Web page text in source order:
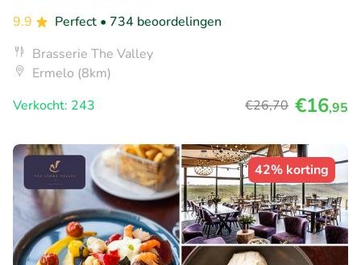
9.9
Perfect • 734 beoordelingen
Brasserie The Valley
Ermelo (8km)
Verkocht: 243
€26,70 €16,95
42% korting